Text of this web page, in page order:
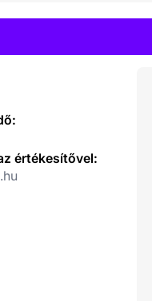
értékesítővel: